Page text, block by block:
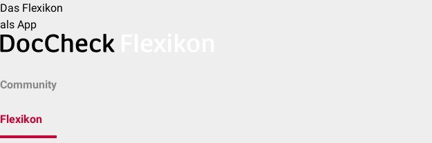
Das Flexikon
als App
Community
Flexikon